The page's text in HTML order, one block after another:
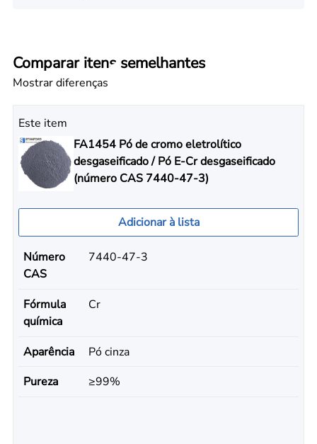
Comparar itens semelhantes
Mostrar diferenças
Este item
FA1454 Pó de cromo eletrolítico
desgaseificado / Pó E-Cr desgaseificado
(número CAS 7440-47-3)
Adicionar à lista
Número
CAS
7440-47-3
Fórmula
química
Cr
Aparência
Pó cinza
Pureza
≥99%